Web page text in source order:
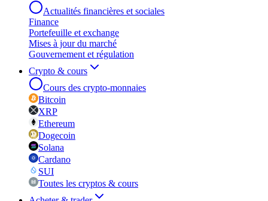
Actualités financières et sociales
Finance
Portefeuille et exchange
Mises à jour du marché
Gouvernement et régulation
Crypto & cours
Cours des crypto-monnaies
Bitcoin
XRP
Ethereum
Dogecoin
Solana
Cardano
SUI
Toutes les cryptos & cours